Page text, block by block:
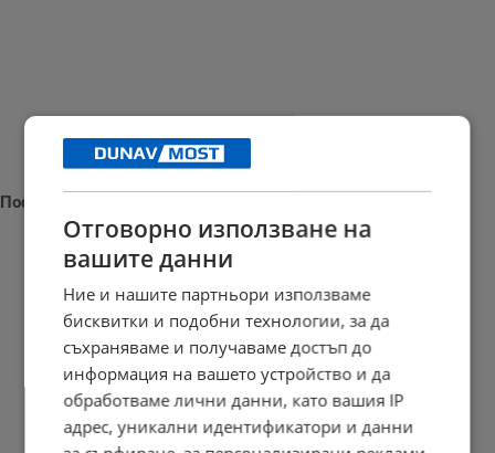
Последни новини
Откриха пълен с амфори древен кораб край Сицилия
16:48 | 9.8.2026 г.
Властите в Индонезия заловиха кетамин за 100 милиона евро
Отговорно използване на
вашите данни
Ние и нашите партньори използваме
бисквитки и подобни технологии, за да
съхраняваме и получаваме достъп до
информация на вашето устройство и да
обработваме лични данни, като вашия IP
адрес, уникални идентификатори и данни